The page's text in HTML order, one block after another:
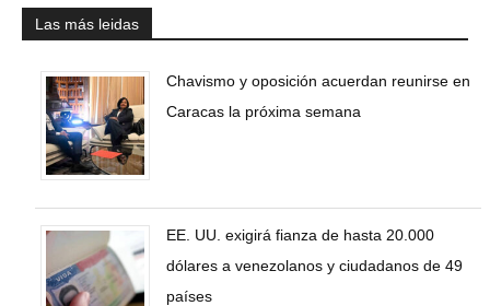
Las más leidas
Chavismo y oposición acuerdan reunirse en
Caracas la próxima semana
EE. UU. exigirá fianza de hasta 20.000
dólares a venezolanos y ciudadanos de 49
países